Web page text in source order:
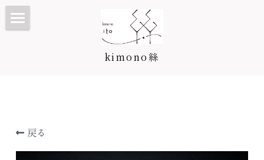
kimono絲
七五三・子供プラン
振袖・成人式プラン/カタログ
戻る